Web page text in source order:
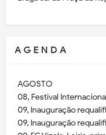
A G E N D A
AGOSTO
08, Festival
09, Inauguração
09, Inauguração